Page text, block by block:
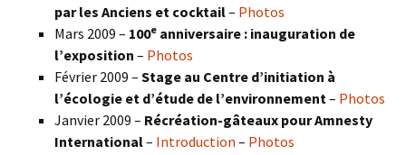
par les Anciens et cocktail– Photos
Mars 2009 – 100e anniversaire : inauguration de
l’exposition – Photos
Février 2009 – Stage au Centre d’initiation à
l’écologie et d’étude de l’environnement – Photos
Janvier 2009 – Récréation-gâteaux pour Amnesty
International– Introduction – Photos